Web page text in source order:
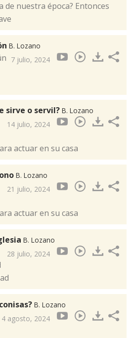
de nuestra época? Entonces
B. Lozano
7 julio, 2024
sirve o servil? B. Lozano
14 julio, 2024
actuar en su casa
B. Lozano
21 julio, 2024
actuar en su casa
B. Lozano
28 julio, 2024
B. Lozano
4 agosto, 2024